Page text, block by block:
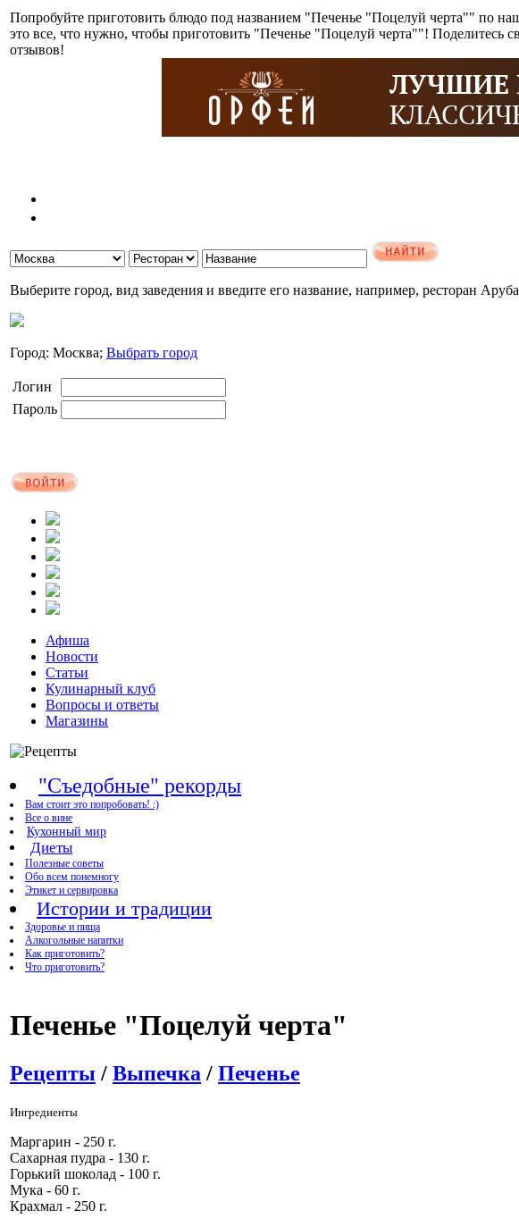
Попробуйте приготовить блюдо под названием "Печенье "Поцелуй черта"" по
это все, что нужно, чтобы приготовить "Печенье "Поцелуй черта""!
отзывов!
Выберите город, вид заведения и введите его название, например, ресторан Аруба
Город: Москва; Выбрать город
Логин
Пароль
Афиша
Новости
Статьи
Кулинарный клуб
Вопросы и ответы
Магазины
"Съедобные" рекорды
Вам стоит это попробовать! :)
Все о вине
Кухонный мир
Диеты
Полезные советы
Обо всем понемногу
Этикет и сервировка
Истории и традиции
Здоровье и пища
Алкогольные напитки
Как приготовить?
Что приготовить?
Печенье "Поцелуй черта"
Рецепты / Выпечка / Печенье
Ингредиенты
Маргарин - 250 г.
Сахарная пудра - 130 г.
Горький шоколад - 100 г.
Мука - 60 г.
Крахмал - 250 г.